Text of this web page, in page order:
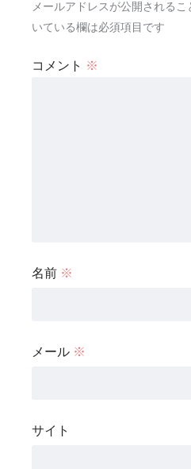
メールアドレスが公開されるこ
いている欄は必須項目です
コメント ※
名前 ※
メール ※
サイト